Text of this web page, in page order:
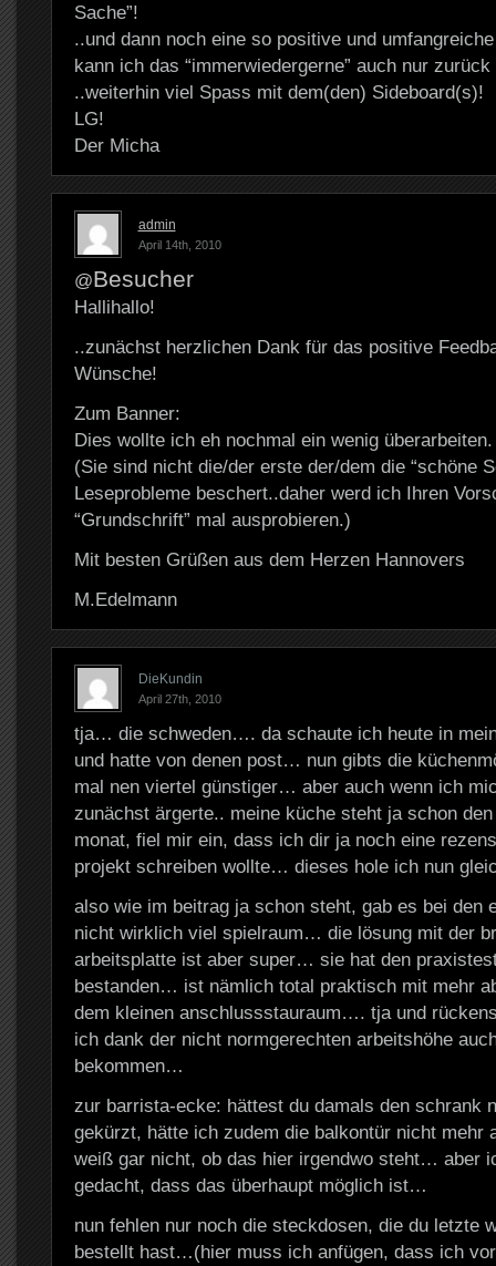
Sache”!
..und dann noch eine so positive und
kann ich das “immerwiedergerne” auch nur zurück
..weiterhin viel Spass mit dem(den) Sideboard(s)!
LG!
Der Micha
admin
April 14th, 2010
@Besucher
Hallihallo!
..zunächst herzlichen Dank für das positive
Wünsche!
Zum Banner:
Dies wollte ich eh nochmal ein wenig überarbeiten.
(Sie sind nicht die/der erste der/dem die “schöne
Leseprobleme beschert..daher werd ich Ihren
“Grundschrift” mal ausprobieren.)
Mit besten Grüßen aus dem Herzen Hannovers
M.Edelmann
DieKundin
April 27th, 2010
tja… die schweden…. da schaute ich heute in
und hatte von denen post… nun gibts die
mal nen viertel günstiger… aber auch wenn ich
zunächst ärgerte.. meine küche steht ja schon
monat, fiel mir ein, dass ich dir ja noch eine
projekt schreiben wollte… dieses hole ich nun
also wie im beitrag ja schon steht, gab es bei den
nicht wirklich viel spielraum… die lösung mit der
arbeitsplatte ist aber super… sie hat den
bestanden… ist nämlich total praktisch mit mehr
dem kleinen anschlussstauraum…. tja und
ich dank der nicht normgerechten arbeitshöhe
bekommen…
zur barrista-ecke: hättest du damals den schrank
gekürzt, hätte ich zudem die balkontür nicht mehr
weiß gar nicht, ob das hier irgendwo steht… aber
gedacht, dass das überhaupt möglich ist…
nun fehlen nur noch die steckdosen, die du letzte
bestellt hast…(hier muss ich anfügen, dass ich